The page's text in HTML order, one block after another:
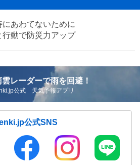
にあわてないために
行動で防災力アップ
雲レーダーで雨を回避！
公式 天気予報アプリ
公式SNS